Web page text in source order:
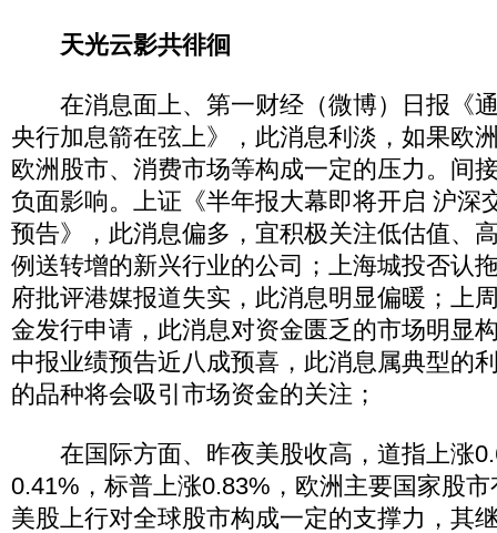
天光云影共徘徊
在消息面上、第一财经（微博）日报《
央行加息箭在弦上》，此消息利淡，如果欧
欧洲股市、消费市场等构成一定的压力。间
负面影响。上证《半年报大幕即将开启 沪深
预告》，此消息偏多，宜积极关注低估值、
例送转增的新兴行业的公司；上海城投否认
府批评港媒报道失实，此消息明显偏暖；上
金发行申请，此消息对资金匮乏的市场明显
中报业绩预告近八成预喜，此消息属典型的
的品种将会吸引市场资金的关注；
在国际方面、昨夜美股收高，道指上涨
0.41%，标普上涨0.83%，欧洲主要国家股
美股上行对全球股市构成一定的支撑力，其